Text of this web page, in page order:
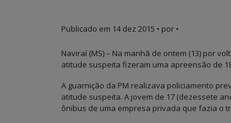
Publicado em 14 dez 2015 • por •
Naviraí (MS) – Na manhã de ontem (13) por
atitude suspeita fizeram uma apreensão de
A guarnição da PM realizava policiamento
atitude suspeita. A jovem de 17 (dezessete
ônibus de uma empresa privada que fazia o